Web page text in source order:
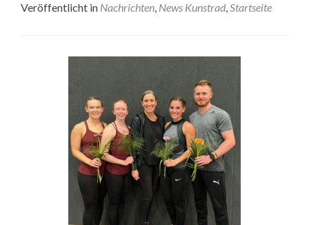
about
Bronze
der
Kunstrad
DM
Veröffentlicht in Nachrichten, News Kunstrad,Startseite